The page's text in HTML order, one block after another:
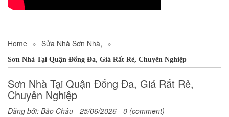
Home » Sửa Nhà Sơn Nhà, »
Sơn Nhà Tại Quận Đống Đa, Giá Rất Rẻ, Chuyên Nghiệp
Sơn Nhà Tại Quận Đống Đa, Giá Rất Rẻ,
Chuyên Nghiệp
Đăng bởi: Bảo Châu - 25/06/2026 - 0 (comment)